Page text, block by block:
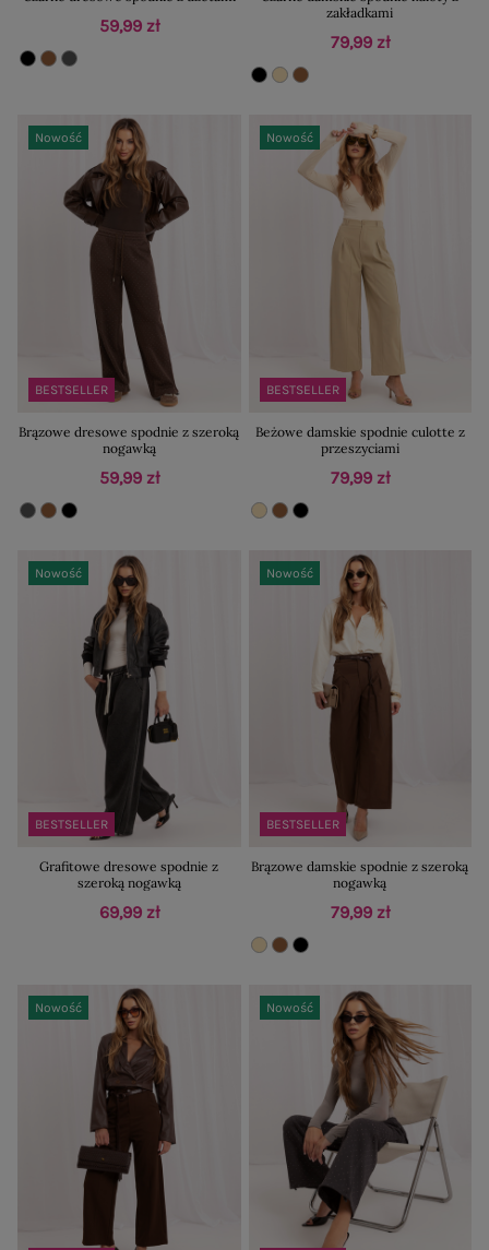
59,99 zł
zakładkami
79,99 zł
BESTSELLER
Nowość
Brązowe dresowe spodnie z szeroką
nogawką
59,99 zł
BESTSELLER
Nowość
Beżowe damskie spodnie culotte z
przeszyciami
79,99 zł
BESTSELLER
Nowość
Grafitowe dresowe spodnie z
szeroką nogawką
69,99 zł
BESTSELLER
Nowość
Brązowe damskie spodnie z szeroką
nogawką
79,99 zł
Nowość Nowość